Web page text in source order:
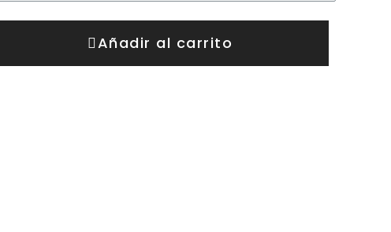
Añadir al carrito